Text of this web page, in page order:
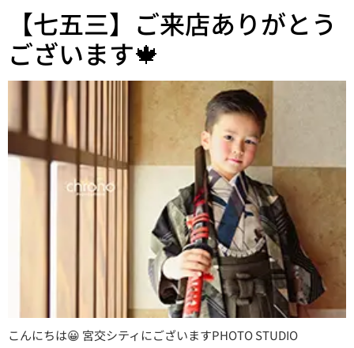
【七五三】ご来店ありがとう
ございます🍁
こんにちは😀 宮交シティにございますPHOTO STUDIO